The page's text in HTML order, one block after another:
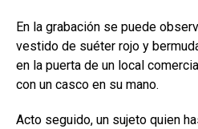
En la grabación se puede
vestido de suéter rojo y
en la puerta de un local
con un casco en su mano.
Acto seguido, un sujeto quien